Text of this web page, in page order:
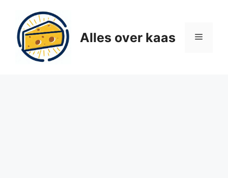
inhoud
Alles over kaas Menu